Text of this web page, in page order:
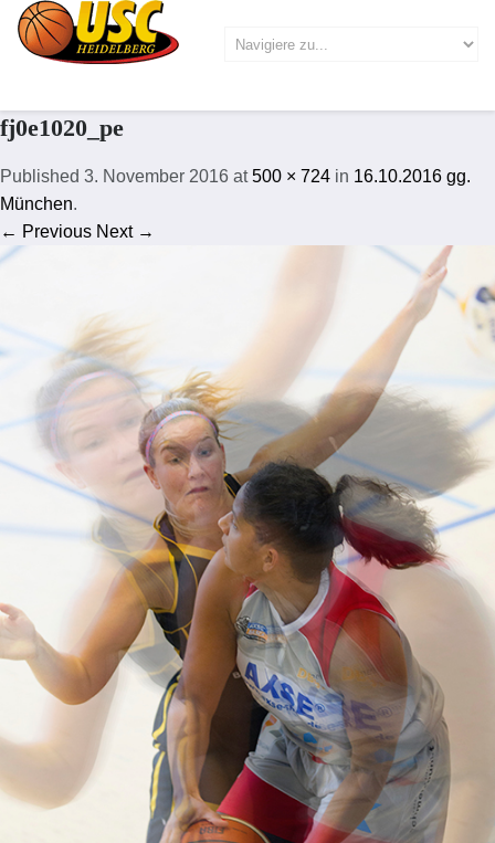
fj0e1020_pe
Published 3. November 2016 at500 × 724 in 16.10.2016 gg.
München.
← Previous Next →